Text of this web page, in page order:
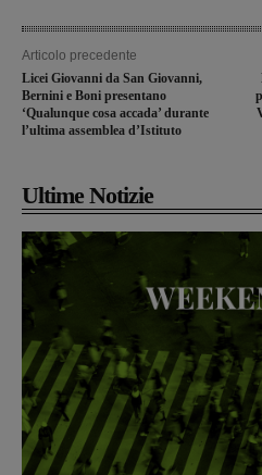
Articolo precedente
Licei Giovanni da San Giovanni,
Bernini e Boni presentano
‘Qualunque cosa accada’ durante
l’ultima assemblea d’Istituto
Ultime Notizie